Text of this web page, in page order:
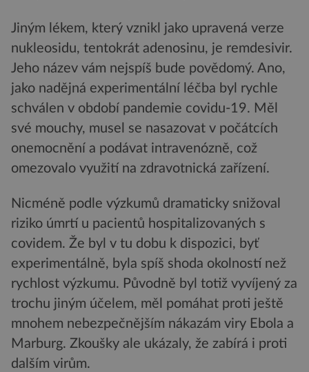
Jiným lékem, který vznikl jako upravená verze
nukleosidu, tentokrát adenosinu, je remdesivir.
Jeho název vám nejspíš bude povědomý. Ano,
jako nadějná experimentální léčba byl rychle
schválen v období pandemie covidu-19. Měl
své mouchy, musel se nasazovat v počátcích
onemocnění a podávat intravenózně, což
omezovalo využití na zdravotnická zařízení.
Nicméně podle výzkumů dramaticky snižoval
riziko úmrtí u pacientů hospitalizovaných s
covidem. Že byl v tu dobu k dispozici, byť
experimentálně, byla spíš shoda okolností než
rychlost výzkumu. Původně byl totiž vyvíjený za
trochu jiným účelem, měl pomáhat proti ještě
mnohem nebezpečnějším nákazám viry Ebola a
Marburg. Zkoušky ale ukázaly, že zabírá i proti
dalším virům.